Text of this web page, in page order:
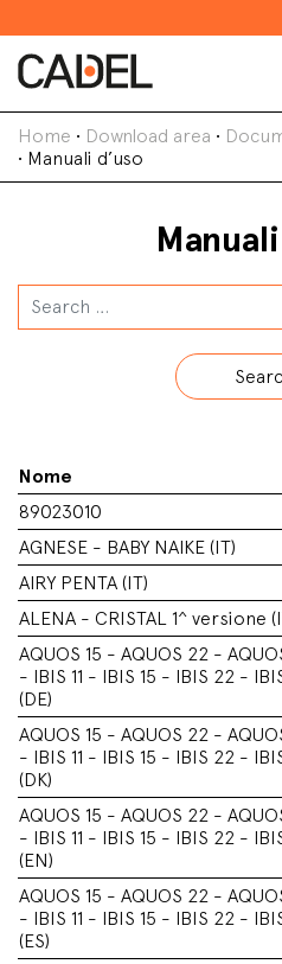
Home • Download area •
• Manuali d’uso
Search
Nome
89023010
AGNESE - BABY NAIKE (IT)
AIRY PENTA (IT)
ALENA - CRISTAL 1^ versione
AQUOS 15 - AQUOS 22 -
- IBIS 11 - IBIS 15 - IBIS 22 -
(DE)
AQUOS 15 - AQUOS 22 -
- IBIS 11 - IBIS 15 - IBIS 22 -
(DK)
AQUOS 15 - AQUOS 22 -
- IBIS 11 - IBIS 15 - IBIS 22 -
(EN)
AQUOS 15 - AQUOS 22 -
- IBIS 11 - IBIS 15 - IBIS 22 -
(ES)